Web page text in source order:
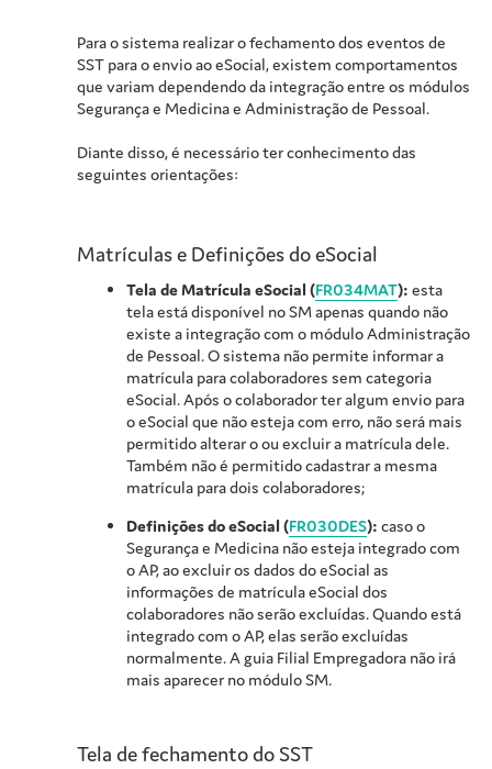
Para o sistema realizar o fechamento dos eventos de
SST para o envio ao eSocial, existem comportamentos
que variam dependendo da integração entre os módulos
Segurança e Medicina e Administração de Pessoal.
Diante disso, é necessário ter conhecimento das
seguintes orientações:
Matrículas e Definições do eSocial
Tela de Matrícula eSocial (FR034MAT): esta
tela está disponível no SM apenas quando não
existe a integração com o módulo Administração
de Pessoal. O sistema não permite informar a
matrícula para colaboradores sem categoria
eSocial. Após o colaborador ter algum envio para
o eSocial que não esteja com erro, não será mais
permitido alterar o ou excluir a matrícula dele.
Também não é permitido cadastrar a mesma
matrícula para dois colaboradores;
Definições do eSocial (FR030DES): caso o
Segurança e Medicina não esteja integrado com
o AP, ao excluir os dados do eSocial as
informações de matrícula eSocial dos
colaboradores não serão excluídas. Quando está
integrado com o AP, elas serão excluídas
normalmente. A guia Filial Empregadora não irá
mais aparecer no módulo SM.
Tela de fechamento do SST